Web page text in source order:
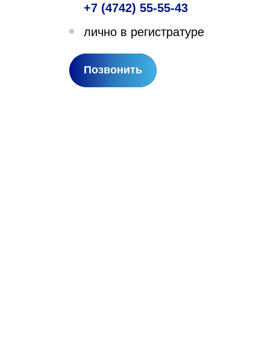
лесничество,
+7 (4742) 55-55-43
лично в регистратуре
Позвонить